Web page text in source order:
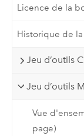
Licence de la
Historique de
Jeu d’outils
Jeu d’outils
Vue
page)